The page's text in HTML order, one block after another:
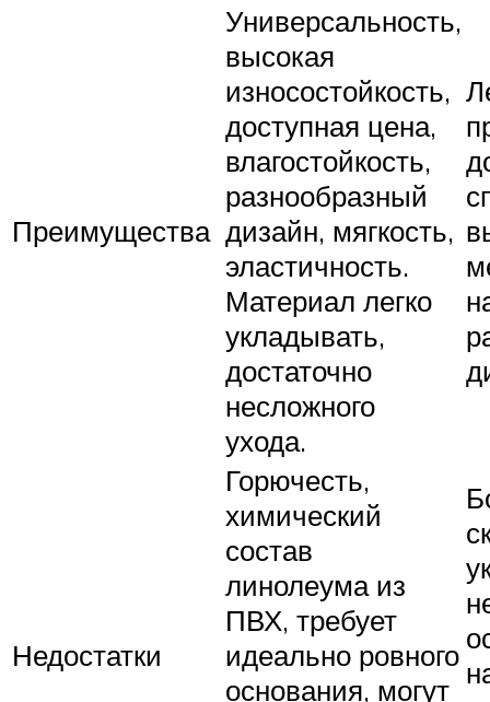
Преимущества
Универсальность,
высокая
износостойкость,
доступная цена,
влагостойкость,
разнообразный
дизайн, мягкость,
эластичность.
Материал легко
укладывать,
достаточно
несложного
ухода.
Недостатки
Горючесть,
химический
состав
линолеума из
ПВХ, требует
идеально ровного
основания, могут